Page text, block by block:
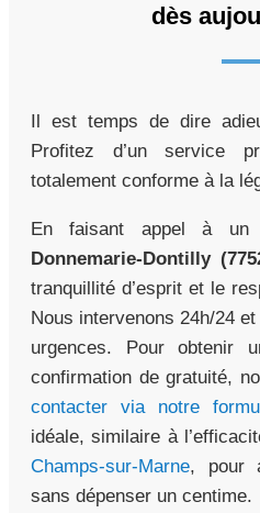
dès
Il est temps de dire
Profitez d’un service
totalement conforme à la
En faisant appel à un
Donnemarie-Dontilly
tranquillité d’esprit et le
Nous intervenons 24h/24
urgences. Pour obtenir
confirmation de gratuité,
contacter via notre
idéale, similaire à
Champs-sur-Marne, pour
sans dépenser un centime.